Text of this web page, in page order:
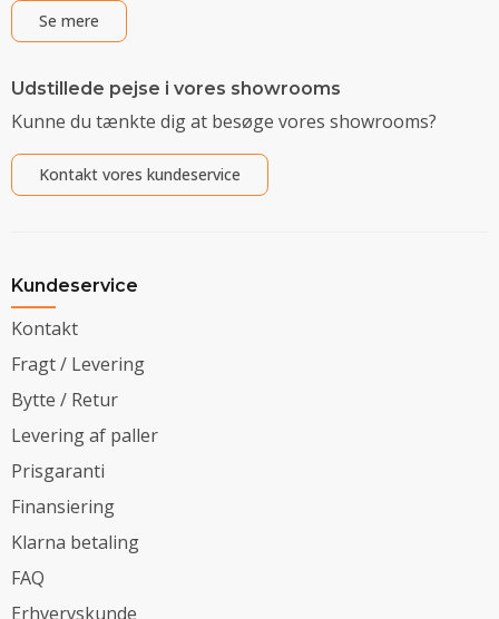
Se mere
Udstillede pejse i vores showrooms
Kunne du tænkte dig at besøge vores showrooms?
Kontakt vores kundeservice
Kundeservice
Kontakt
Fragt / Levering
Bytte / Retur
Levering af paller
Prisgaranti
Finansiering
Klarna betaling
FAQ
Erhvervskunde